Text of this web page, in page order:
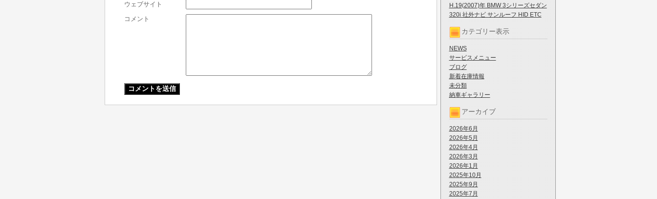
H.19(2007)年 BMW 3シリーズセダン
320i 社外ナビ サンルーフ HID ETC
カテゴリー表示
NEWS
サービスメニュー
ブログ
新着在庫情報
未分類
納車ギャラリー
アーカイブ
2026年6月
2026年5月
2026年4月
2026年3月
2026年1月
2025年10月
2025年9月
2025年7月
ウェブサイト
コメント